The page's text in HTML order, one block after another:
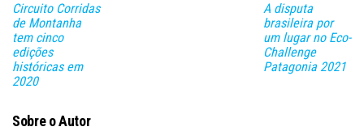
Circuito Corridas
de Montanha
tem cinco
edições
históricas em
2020
A disputa
brasileira por
um lugar no Eco-
Challenge
Patagonia 2021
Sobre o Autor